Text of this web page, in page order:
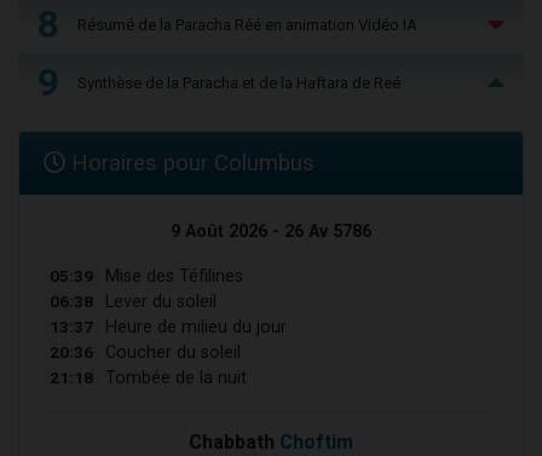
8 Résumé de la Paracha Réé en animation Vidéo IA
9 Synthèse de la Paracha et de la Haftara de Reé
Horaires pour Columbus
9 Août 2026 - 26 Av 5786
05:39 Mise des Téfilines
06:38 Lever du soleil
13:37 Heure de milieu du jour
20:36 Coucher du soleil
21:18 Tombée de la nuit
Chabbath Choftim